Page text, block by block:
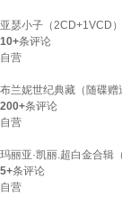
亚瑟小子（2CD+1VCD
10+条评论
自营
布兰妮世纪典藏（随碟赠
200+条评论
自营
玛丽亚·凯丽.超白金合辑
5+条评论
自营